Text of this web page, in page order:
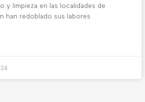
y limpieza en las localidades de
han redoblado sus labores